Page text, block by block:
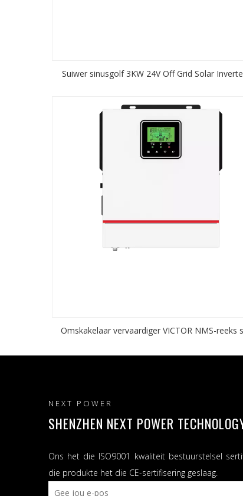
Suiwer sinusgolf 3KW 24V Off Grid Solar
Omskakelaar vervaardiger VICTOR NMS-reeks
MPPT-sonkraglaaier 1000W/1500W OFF GRID-
NEXT POWER
SHENZHEN NEXT POWER
Ons het die ISO9001 kwaliteit bestuurstelsel
die produkte het die CE-sertifisering geslaag.